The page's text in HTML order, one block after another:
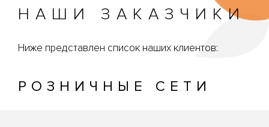
НАШИ ЗАКАЗЧИКИ
Ниже представлен список наших клиентов:
РОЗНИЧНЫЕ СЕТИ